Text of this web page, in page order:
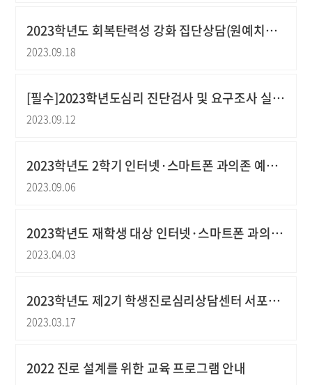
2023학년도 회복탄력성 강화 집단상담(원예치료) 프로그램 안내
2023.09.18
[필수]2023학년도심리 진단검사 및 요구조사 실시 (기간연장)
2023.09.12
2023학년도 2학기 인터넷·스마트폰 과의존 예방교육 안내
2023.09.06
2023학년도 재학생 대상 인터넷·스마트폰 과의존 예방교육 안내 (법정의무교육)
2023.04.03
2023학년도 제2기 학생진로심리상담센터 서포터즈 '진심이 닿다' 모집 안내
2023.03.17
2022 진로 설계를 위한 교육 프로그램 안내